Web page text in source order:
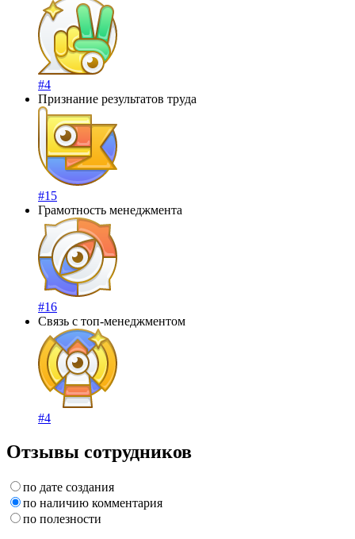
#4
Признание результатов труда
#15
Грамотность менеджмента
#16
Связь с топ-менеджментом
#4
Отзывы сотрудников
по дате создания
по наличию комментария
по полезности